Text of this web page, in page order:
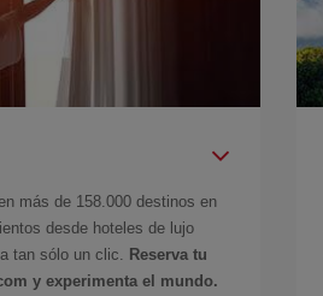
más de 158.000 destinos en
desde hoteles de lujo
tan sólo un clic.
Reserva tu
y experimenta el mundo.